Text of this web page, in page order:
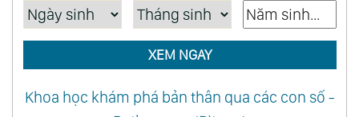
XEM NGAY
Khoa học khám phá bản thân qua các con số -